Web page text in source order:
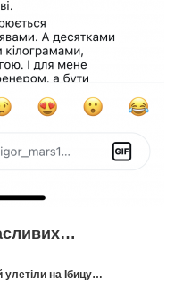
на Ібицу…